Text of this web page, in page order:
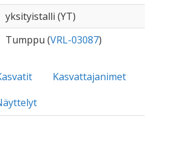
yksityistalli (YT)
Tumppu (VRL-03087)
Kasvattajanimet